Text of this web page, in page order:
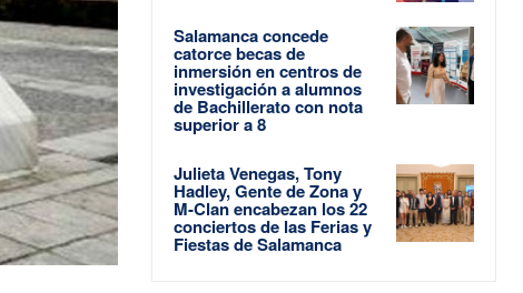
Salamanca concede
catorce becas de
inmersión en centros de
investigación a alumnos
de Bachillerato con nota
superior a 8
Julieta Venegas, Tony
Hadley, Gente de Zona y
M-Clan encabezan los 22
conciertos de las Ferias y
Fiestas de Salamanca